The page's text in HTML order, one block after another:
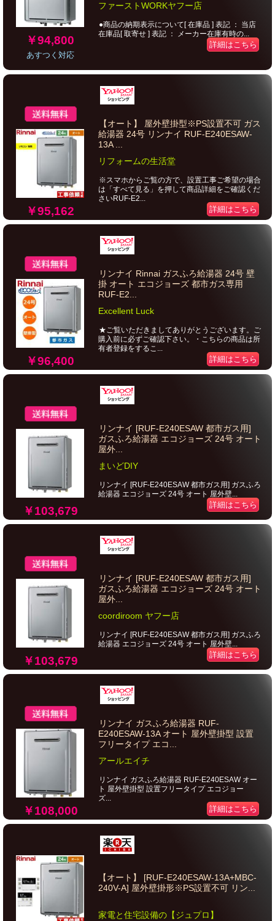
￥94,800
あすつく対応
ファーストWORKヤフー店
●商品の納期表示について[ 在庫品 ] 表記 ： 当店
在庫品[ 取寄せ ] 表記 ： メーカー在庫有時の...
詳細はこちら
￥95,162
【オート】 屋外壁掛型※PS設置不可 ガス
給湯器 24号 リンナイ RUF-E240ESAW-
13A ...
リフォームの生活堂
※スマホからご覧の方で、設置工事ご希望の場合
は「すべて見る」を押して商品詳細をご確認くだ
さいRUF-E2...
詳細はこちら
￥96,400
リンナイ Rinnai ガスふろ給湯器 24号 壁
掛 オート エコジョーズ 都市ガス専用
RUF-E2...
Excellent Luck
★ご覧いただきましてありがとうございます。ご
購入前に必ずご確認下さい。・こちらの商品は所
有者登録をするこ...
詳細はこちら
￥103,679
リンナイ [RUF-E240ESAW 都市ガス用]
ガスふろ給湯器 エコジョーズ 24号 オート
屋外...
まいどDIY
リンナイ [RUF-E240ESAW 都市ガス用] ガスふろ
給湯器 エコジョーズ 24号 オート 屋外壁...
詳細はこちら
￥103,679
リンナイ [RUF-E240ESAW 都市ガス用]
ガスふろ給湯器 エコジョーズ 24号 オート
屋外...
coordiroom ヤフー店
リンナイ [RUF-E240ESAW 都市ガス用] ガスふろ
給湯器 エコジョーズ 24号 オート 屋外壁...
詳細はこちら
￥108,000
リンナイ ガスふろ給湯器 RUF-
E240ESAW-13A オート 屋外壁掛型 設置
フリータイプ エコ...
アールエイチ
リンナイ ガスふろ給湯器 RUF-E240ESAW オー
ト 屋外壁掛型 設置フリータイプ エコジョー
ズ...
詳細はこちら
【オート】 [RUF-E240ESAW-13A+MBC-
240V-A] 屋外壁掛形※PS設置不可 リン...
家電と住宅設備の【ジュプロ】